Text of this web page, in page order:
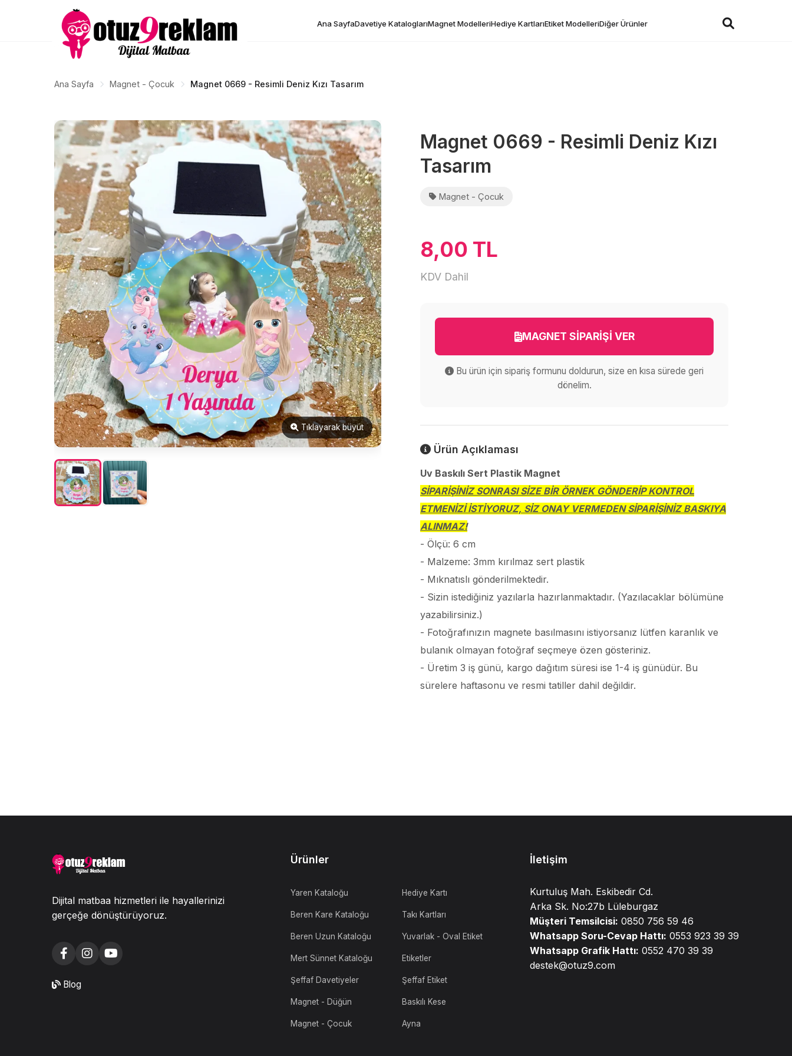
Ana SayfaDavetiye KataloglarıMagnet ModelleriHediye KartlarıEtiket ModelleriDiğer Ürünler
Ana Sayfa Magnet - Çocuk Magnet 0669 - Resimli Deniz Kızı Tasarım
Tıklayarak büyüt
Magnet 0669 - Resimli Deniz Kızı
Tasarım
Magnet - Çocuk
8,00 TL
KDV Dahil
MAGNET SİPARİŞİ VER
Bu ürün için sipariş formunu doldurun, size en kısa sürede geri
dönelim.
Ürün Açıklaması
Uv Baskılı Sert Plastik Magnet
SİPARİŞİNİZ SONRASI SİZE BİR ÖRNEK GÖNDERİP KONTROL
ETMENİZİ İSTİYORUZ, SİZ ONAY VERMEDEN SİPARİŞİNİZ BASKIYA
ALINMAZ!
- Ölçü: 6 cm
- Malzeme: 3mm kırılmaz sert plastik
- Mıknatıslı gönderilmektedir.
- Sizin istediğiniz yazılarla hazırlanmaktadır. (Yazılacaklar bölümüne
yazabilirsiniz.)
- Fotoğrafınızın magnete basılmasını istiyorsanız lütfen karanlık ve
bulanık olmayan fotoğraf seçmeye özen gösteriniz.
- Üretim 3 iş günü, kargo dağıtım süresi ise 1-4 iş günüdür. Bu
sürelere haftasonu ve resmi tatiller dahil değildir.
Dijital matbaa hizmetleri ile hayallerinizi
gerçeğe dönüştürüyoruz.
Blog
Ürünler
Yaren Kataloğu
Beren Kare Kataloğu
Beren Uzun Kataloğu
Mert Sünnet Kataloğu
Şeffaf Davetiyeler
Magnet - Düğün
Magnet - Çocuk
Hediye Kartı
Takı Kartları
Yuvarlak - Oval Etiket
Etiketler
Şeffaf Etiket
Baskılı Kese
Ayna
İletişim
Kurtuluş Mah. Eskibedir Cd.
Arka Sk. No:27b Lüleburgaz
Müşteri Temsilcisi: 0850 756 59 46
Whatsapp Soru-Cevap Hattı: 0553 923 39 39
Whatsapp Grafik Hattı: 0552 470 39 39
destek@otuz9.com